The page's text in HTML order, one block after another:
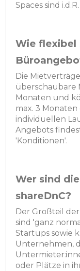
Spaces sind
Wie flexibel
Die
überschaubare
Monaten und
max. 3
individuellen
Angebots
'Konditionen'.
Wer sind
shareDnC?
Der Großteil
sind 'ganz
Startups sowie
Unternehmen,
oder Plätze in